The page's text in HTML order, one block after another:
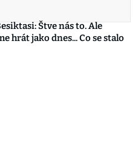
Štve nás to. Ale
hrát jako dnes... Co se stalo